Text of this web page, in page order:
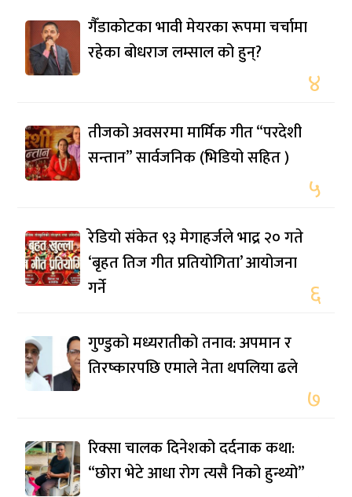
गैँडाकोटका भावी मेयरका रूपमा चर्चामा
रहेका बोधराज लम्साल को हुन्?
४
तीजको अवसरमा मार्मिक गीत “परदेशी
सन्तान” सार्वजनिक (भिडियो सहित )
५
रेडियो संकेत ९३ मेगाहर्जले भाद्र २० गते
‘बृहत तिज गीत प्रतियोगिता’ आयोजना
गर्ने
६
गुण्डुको मध्यरातीको तनाव: अपमान र
तिरष्कारपछि एमाले नेता थपलिया ढले
७
रिक्सा चालक दिनेशको दर्दनाक कथा:
“छोरा भेटे आधा रोग त्यसै निको हुन्थ्यो”